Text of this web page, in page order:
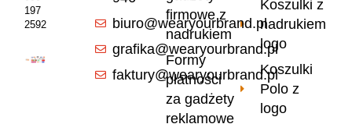
Koszulki z
nadrukiem
logo
Koszulki
Polo z
logo
firmowe z
nadrukiem
Formy
płatności
za gadżety
reklamowe
biuro@wearyourbrand.pl
grafika@wearyourbrand.pl
faktury@wearyourbrand.pl
197
2592